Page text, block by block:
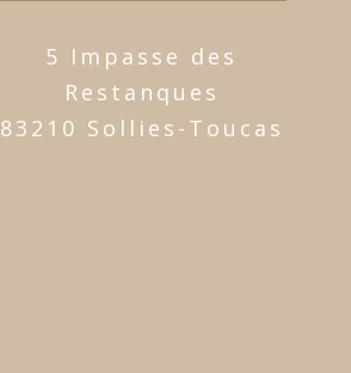
5 Impasse des
Restanques
83210 Sollies-Toucas